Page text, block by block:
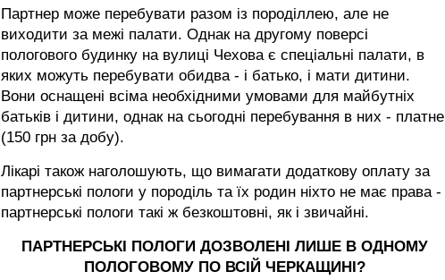
Партнер може перебувати разом із породіллею, але не
виходити за межі палати. Однак на другому поверсі
пологового будинку на вулиці Чехова є спеціальні палати, в
яких можуть перебувати обидва - і батько, і мати дитини.
Вони оснащені всіма необхідними умовами для майбутніх
батьків і дитини, однак на сьогодні перебування в них - платне
(150 грн за добу).
Лікарі також наголошують, що вимагати додаткову оплату за
партнерські пологи у породіль та їх родин ніхто не має права -
партнерські пологи такі ж безкоштовні, як і звичайні.
ПАРТНЕРСЬКІ ПОЛОГИ ДОЗВОЛЕНІ ЛИШЕ В ОДНОМУ
ПОЛОГОВОМУ ПО ВСІЙ ЧЕРКАЩИНІ?